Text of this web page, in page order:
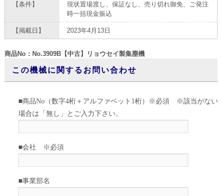
【条件】
現状置場渡し、保証なし、売り切れ御免、ご発注
時一括現金振込
【掲載日】 2023年4月13日
商品No：No.3909B【中古】リョウセイ製集塵機
この機械に関するお問い合わせ